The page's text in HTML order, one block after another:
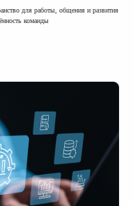
для работы, общения и развития
команды